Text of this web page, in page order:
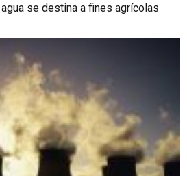
se destina a fines agrícolas